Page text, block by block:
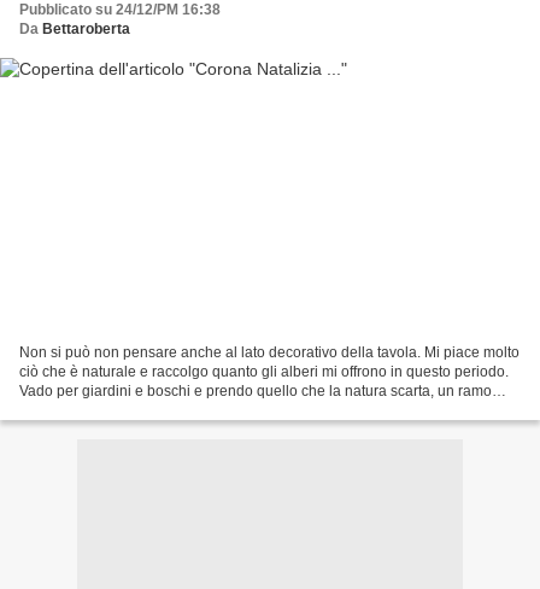
Pubblicato su 24/12/PM 16:38
Da Bettaroberta
Non si può non pensare anche al lato decorativo della tavola. Mi piace molto
ciò che è naturale e raccolgo quanto gli alberi mi offrono in questo periodo.
Vado per giardini e boschi e prendo quello che la natura scarta, un ramo